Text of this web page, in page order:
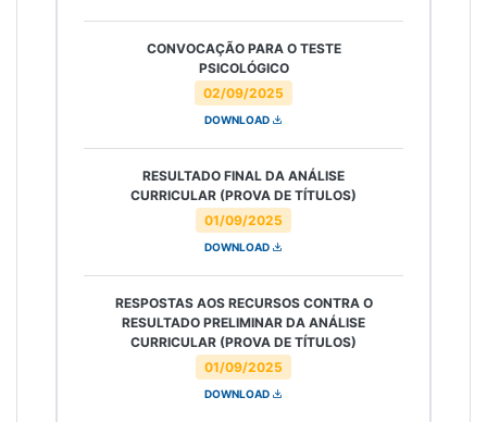
02/09/2025
CONVOCAÇÃO PARA O TESTE
PSICOLÓGICO
DOWNLOAD
01/09/2025
RESULTADO FINAL DA ANÁLISE
CURRICULAR (PROVA DE TÍTULOS)
DOWNLOAD
01/09/2025
RESPOSTAS AOS RECURSOS CONTRA O
RESULTADO PRELIMINAR DA ANÁLISE
CURRICULAR (PROVA DE TÍTULOS)
DOWNLOAD